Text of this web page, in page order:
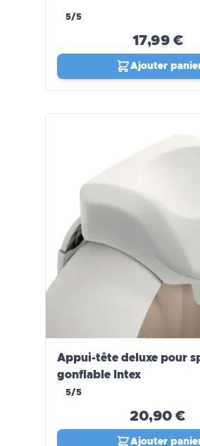
5/5
17,99 €
Ajouter
Appui-tête deluxe pour
gonflable Intex
5/5
20,90 €
Ajouter